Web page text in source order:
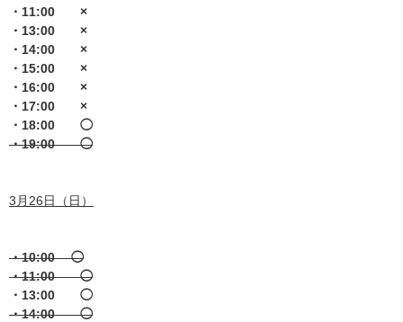
・11:00 ×
・13:00 ×
・14:00 ×
・15:00 ×
・16:00 ×
・17:00 ×
・18:00 ◯
・19:00 ◯
3月26日（日）
・10:00 ◯
・11:00 ◯
・13:00 ◯
・14:00 ◯